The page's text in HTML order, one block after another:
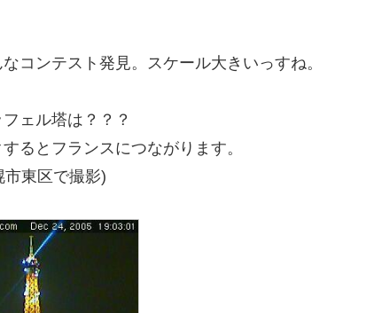
コンテスト発見。スケール大きいっすね。
ェル塔は？？？
るとフランスにつながります。
東区で撮影)